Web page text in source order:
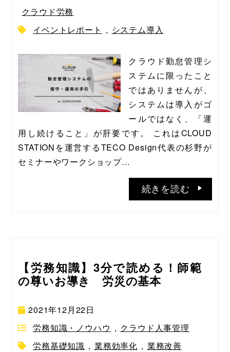
クラウド労務
イベントレポート , システム導入
クラウド勤怠管理シ
ステムに限ったこと
ではありませんが、
システムは導入がゴ
ールではなく、「運
用し続けること」が肝要です。 これはCLOUD
STATIONを運営するTECO Design代表の杉野が
セミナーやワークショップ…
続きを読む
【労務知識】3分で読める！師範
の尊いお導き 労災の基本
2021年12月22日
労務知識・ノウハウ , クラウド人事管理
労務基礎知識 , 業務効率化 , 業務改善